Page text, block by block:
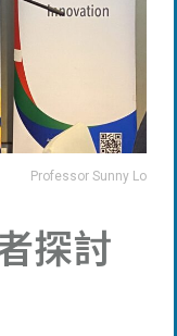
Professor Sunny Lo
探討